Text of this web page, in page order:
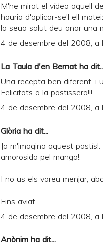
M'he mirat el vídeo aquell
hauria d'aplicar-se'l ell
la seua salut deu anar una
4 de desembre del 2008, a
La Taula d'en Bernat ha
Una recepta ben diferent, i
Felicitats a la pastissera!!!
4 de desembre del 2008, a
Glòria ha dit...
Ja m'imagino aquest
amorosida pel mango!.
I no us els vareu menjar,
Fins aviat
4 de desembre del 2008, a
Anònim ha dit...